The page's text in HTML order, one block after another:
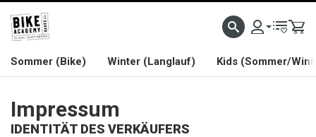
WELCOME TO BIKE ACADEMY
Sommer (Bike) Winter (Langlauf) Kids (Sommer/
Impressum
IDENTITÄT DES VERKÄUFERS